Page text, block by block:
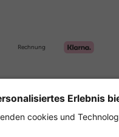
Rechnung